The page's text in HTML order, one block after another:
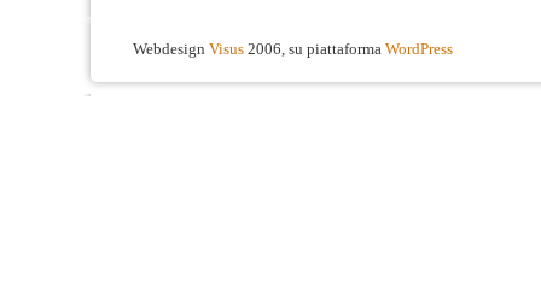
Webdesign Visus 2006, su piattaforma WordPress